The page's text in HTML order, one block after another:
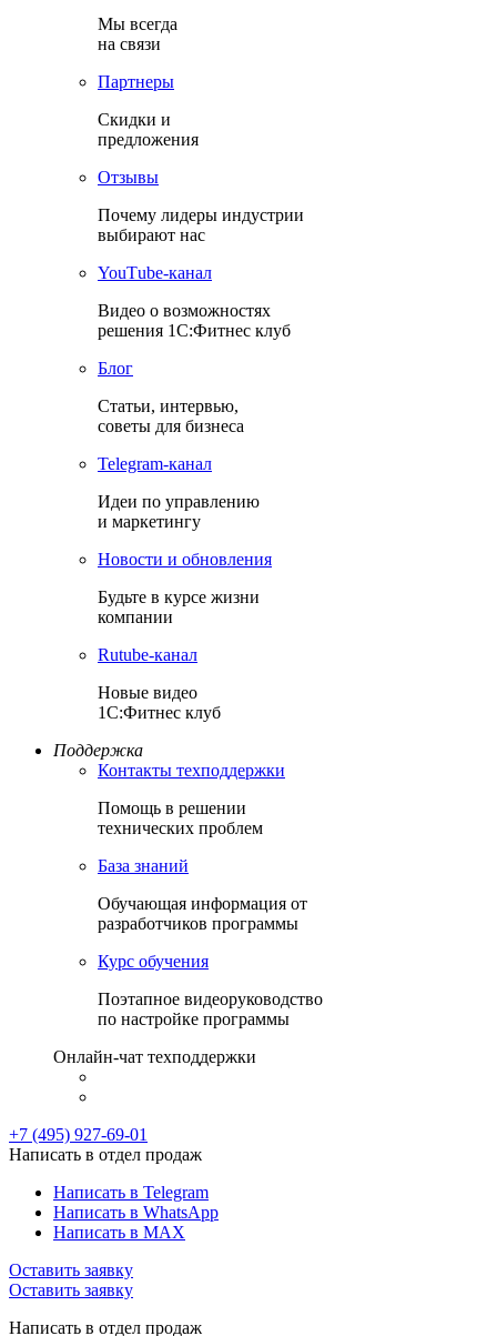
Мы всегда
на связи
Партнеры
Скидки и
предложения
Отзывы
Почему лидеры индустрии
выбирают нас
YouТube-канал
Видео о возможностях
решения 1С:Фитнес клуб
Блог
Статьи, интервью,
советы для бизнеса
Теlegram-канал
Идеи по управлению
и маркетингу
Новости и обновления
Будьте в курсе жизни
компании
Rutube-канал
Новые видео
1С:Фитнес клуб
Поддержка
Контакты техподдержки
Помощь в решении
технических проблем
База знаний
Обучающая информация от
разработчиков программы
Курс обучения
Поэтапное видеоруководство
по настройке программы
Онлайн-чат техподдержки
+7 (495) 927-69-01
Написать в отдел продаж
Написать в Telegram
Написать в WhatsApp
Написать в MAX
Оставить заявку
Оставить заявку
Написать в отдел продаж